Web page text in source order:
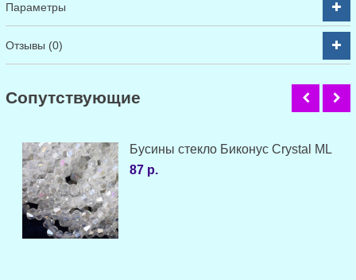
Параметры
Отзывы (0)
Cопутствующие
Бусины стекло Биконус Crystal ML
87 р.